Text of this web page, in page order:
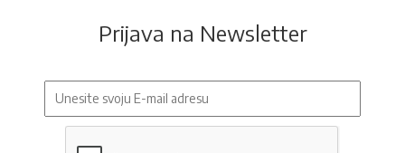
Prijava na Newsletter